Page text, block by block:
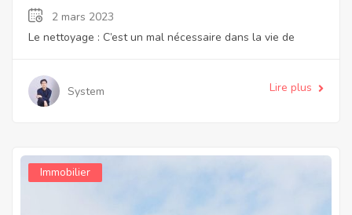
2 mars 2023
Le nettoyage : C’est un mal nécessaire dans la vie de
System Lire plus
Immobilier